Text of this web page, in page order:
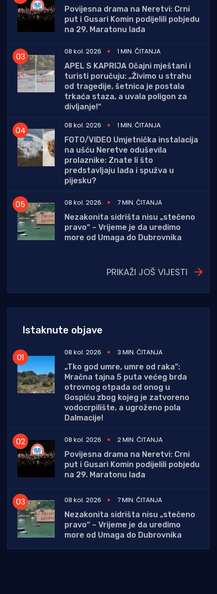
Povijesna drama na Neretvi: Crni
put i Gusari Komin podijelili pobjedu
na 29. Maratonu lađa
08 kol. 2026
1 MIN. ČITANJA
APEL S KAPRIJA Očajni mještani i
turisti poručuju: „Živimo u strahu
od tragedije, šetnica je postala
trkaća staza, a uvala poligon za
divljanje!“
08 kol. 2026
1 MIN. ČITANJA
FOTO/VIDEO Umjetnička instalacija
na ušću Neretve oduševila
prolaznike: Znate li što
predstavljaju lađa i spužva u
pijesku?
08 kol. 2026
7 MIN. ČITANJA
Nezakonita sidrišta nisu „stečeno
pravo“ – Vrijeme je da uredimo
more od Umaga do Dubrovnika
PRIKAŽI JOŠ VIJESTI
Istaknute objave
08 kol. 2026
3 MIN. ČITANJA
„Tko god umre, umre od raka”:
Mračna tajna 5 puta većeg brda
otrovnog otpada od onog u
Gospiću zbog kojeg je zatvoreno
vodocrpilište, a ugroženo pola
Dalmacije!
08 kol. 2026
2 MIN. ČITANJA
Povijesna drama na Neretvi: Crni
put i Gusari Komin podijelili pobjedu
na 29. Maratonu lađa
08 kol. 2026
7 MIN. ČITANJA
Nezakonita sidrišta nisu „stečeno
pravo“ – Vrijeme je da uredimo
more od Umaga do Dubrovnika